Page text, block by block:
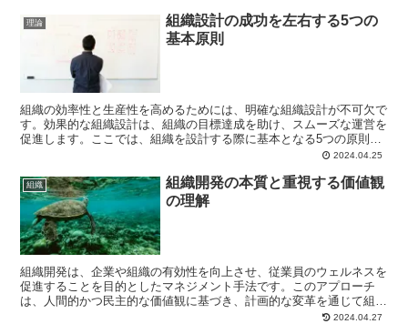
理論
組織設計の成功を左右する5つの
基本原則
組織の効率性と生産性を高めるためには、明確な組織設計が不可欠で
す。効果的な組織設計は、組織の目標達成を助け、スムーズな運営を
促進します。ここでは、組織を設計する際に基本となる5つの原則に
ついて詳しく解説します。これらの原則を理解し適用するこ...2024.04.25
組織
組織開発の本質と重視する価値観
の理解
組織開発は、企業や組織の有効性を向上させ、従業員のウェルネスを
促進することを目的としたマネジメント手法です。このアプローチ
は、人間的かつ民主的な価値観に基づき、計画的な変革を通じて組織
全体の改善を図ります。この記事では、組織開発の核となる価...
2024.04.27